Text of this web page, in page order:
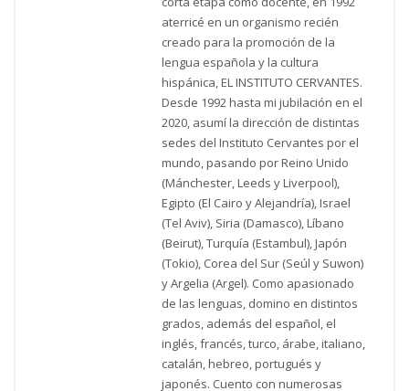
aterricé en un organismo recién
creado para la promoción de la
lengua española y la cultura
hispánica, EL INSTITUTO CERVANTES.
Desde 1992 hasta mi jubilación en el
2020, asumí la dirección de distintas
sedes del Instituto Cervantes por el
mundo, pasando por Reino Unido
(Mánchester, Leeds y Liverpool),
Egipto (El Cairo y Alejandría), Israel
(Tel Aviv), Siria (Damasco), Líbano
(Beirut), Turquía (Estambul), Japón
(Tokio), Corea del Sur (Seúl y Suwon)
y Argelia (Argel). Como apasionado
de las lenguas, domino en distintos
grados, además del español, el
inglés, francés, turco, árabe, italiano,
catalán, hebreo, portugués y
japonés. Cuento con numerosas